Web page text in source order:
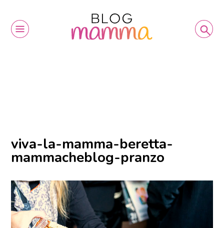
viva-la-mamma-beretta-
mammacheblog-pranzo